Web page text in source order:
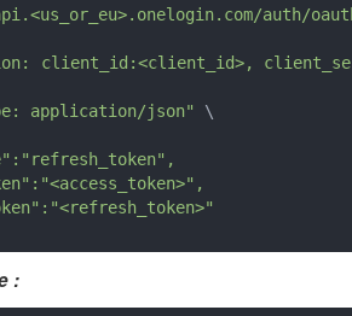
auth/
client_id:<client_id>,
application/json"
\
: